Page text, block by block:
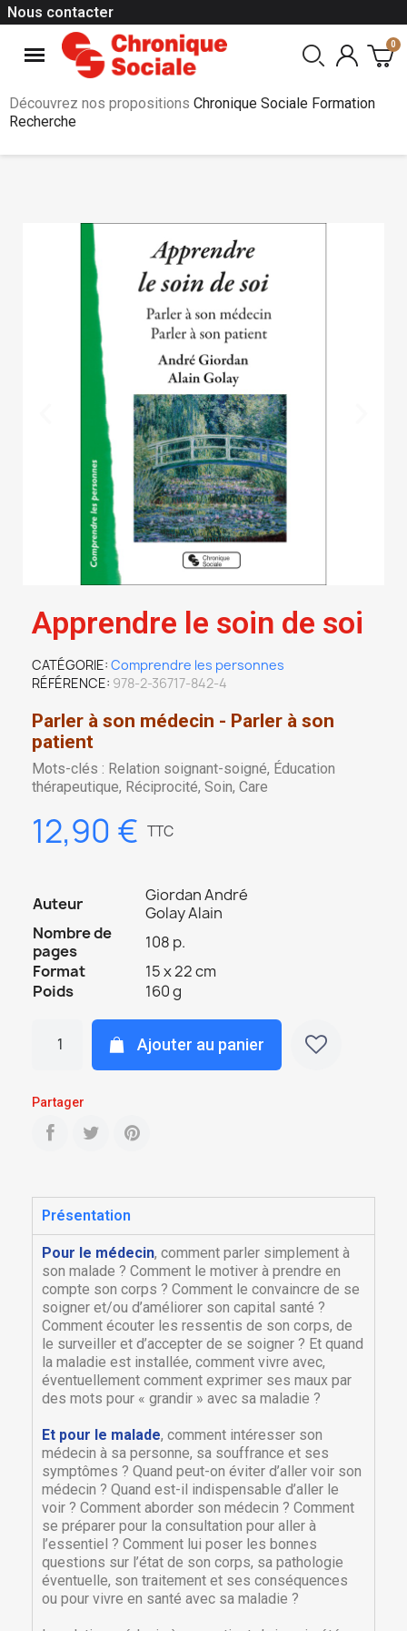
Nous contacter
Découvrez nos propositions Chronique Sociale Formation
Recherche
Apprendre le soin de soi
CATÉGORIE Comprendre les personnes
RÉFÉRENCE 978-2-36717-842-4
Parler à son médecin - Parler à son
patient
Mots-clés : Relation soignant-soigné, Éducation
thérapeutique, Réciprocité, Soin, Care
12,90 € TTC
Auteur
Giordan André
Golay Alain
Nombre de
pages
108 p.
Format
15 x 22 cm
Poids
160 g
Ajouter au panier
Partager
Présentation
Pour le médecin, comment parler simplement à
son malade ? Comment le motiver à prendre en
compte son corps ? Comment le convaincre de se
soigner et/ou d’améliorer son capital santé ?
Comment écouter les ressentis de son corps, de
le surveiller et d’accepter de se soigner ? Et quand
la maladie est installée, comment vivre avec,
éventuellement comment exprimer ses maux par
des mots pour « grandir » avec sa maladie ?
Et pour le malade, comment intéresser son
médecin à sa personne, sa souffrance et ses
symptômes ? Quand peut-on éviter d’aller voir son
médecin ? Quand est-il indispensable d’aller le
voir ? Comment aborder son médecin ? Comment
se préparer pour la consultation pour aller à
l’essentiel ? Comment lui poser les bonnes
questions sur l’état de son corps, sa pathologie
éventuelle, son traitement et ses conséquences
ou pour vivre en santé avec sa maladie ?